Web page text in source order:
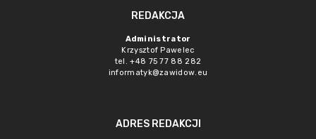
REDAKCJA
Administrator
Krzysztof Pawelec
tel. +48 75 77 88 282
informatyk@zawidow.eu
ADRES REDAKCJI